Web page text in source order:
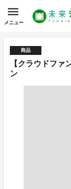
メニュー
商品
【クラウドファ
ン